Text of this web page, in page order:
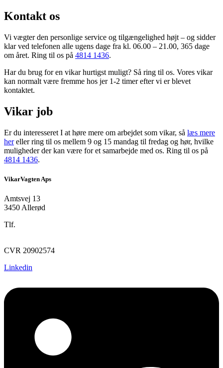
Kontakt os
Vi vægter den personlige service og tilgængelighed højt – og sidder
klar ved telefonen alle ugens dage fra kl. 06.00 – 21.00, 365 dage
om året. Ring til os på 4814 1436.
Har du brug for en vikar hurtigst muligt? Så ring til os. Vores vikar
kan normalt være fremme hos jer 1-2 timer efter vi er blevet
kontaktet.
Vikar job
Er du interesseret I at høre mere om arbejdet som vikar, så læs mere
hereller ring til os mellem 9 og 15 mandag til fredag og hør, hvilke
muligheder der kan være for et samarbejde med os. Ring til os på
4814 1436.
VikarVagten Aps
Amtsvej 13
3450 Allerød
Tlf.
CVR 20902574
Linkedin